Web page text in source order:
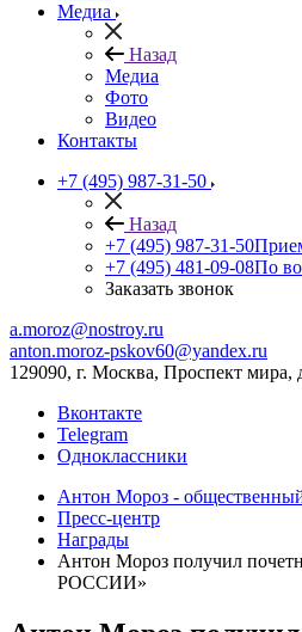
Медиа
Назад
Медиа
Фото
Видео
Контакты
+7 (495) 987-31-50
Назад
+7 (495) 987-31-50
+7 (495) 481-09-08По
Заказать звонок
a.moroz@nostroy.ru
anton.moroz-pskov60@yandex.ru
129090, г. Москва, Проспект мира,
Вконтакте
Telegram
Одноклассники
Антон Мороз - общественный
Пресс-центр
Награды
Антон Мороз получил
РОССИИ»